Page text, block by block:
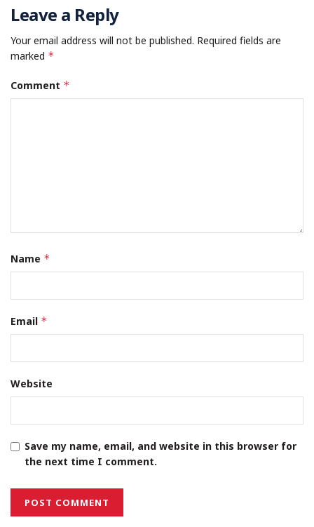
Leave a Reply
Your email address will not be published. Required fields are
marked *
Comment *
Name *
Email *
Website
Save my name, email, and website in this browser for
the next time I comment.